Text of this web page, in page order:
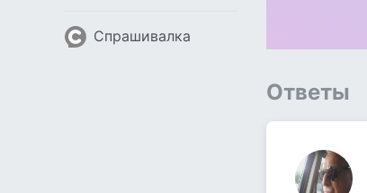
Спрашивалка
Ответы